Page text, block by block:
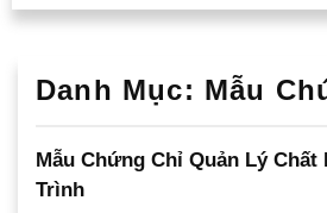
Danh Mục: Mẫu
Mẫu Chứng Chỉ Quản Lý
Trình